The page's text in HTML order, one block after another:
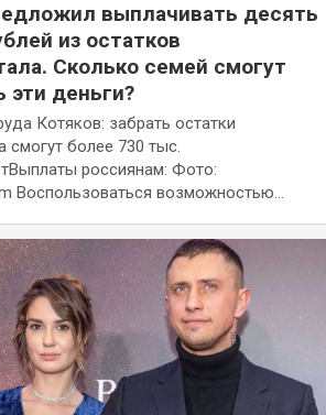
выплачивать десять
из остатков
Сколько семей смогут
эти деньги?
Котяков: забрать остатки
смогут более 730 тыс.
россиянам: Фото:
Воспользоваться возможностью…